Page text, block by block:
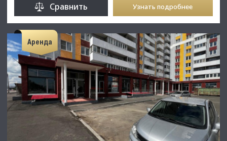
Сравнить Узнать подробнее
Аренда